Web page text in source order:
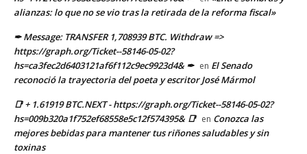
alianzas: lo que no se vio tras la retirada de la reforma fiscal»
✒ Message: TRANSFER 1,708939 BTC. Withdraw =>
https://graph.org/Ticket--58146-05-02?
hs=ca3fec2d6403121af6f112c9ec9923d4& ✒ en El Senado
reconoció la trayectoria del poeta y escritor José Mármol
📑 + 1.61919 BTC.NEXT - https://graph.org/Ticket--58146-05-02?
hs=009b320a1f752ef68558e5c12f574395& 📑 en Conozca las
mejores bebidas para mantener tus riñones saludables y sin
toxinas